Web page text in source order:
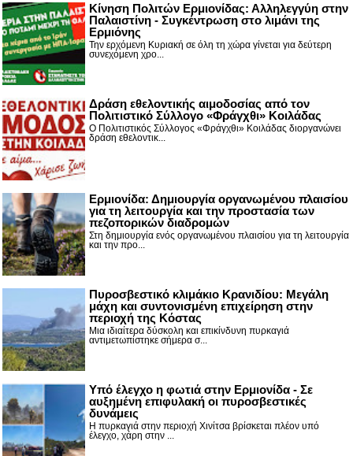
Κίνηση Πολιτών Ερμιονίδας: Αλληλεγγύη στην
Παλαιστίνη - Συγκέντρωση στο λιμάνι της
Ερμιόνης
Την ερχόμενη Κυριακή σε όλη τη χώρα γίνεται για δεύτερη
συνεχόμενη χρο...
Δράση εθελοντικής αιμοδοσίας από τον
Πολιτιστικό Σύλλογο «Φράγχθι» Κοιλάδας
Ο Πολιτιστικός Σύλλογος «Φράγχθι» Κοιλάδας διοργανώνει
δράση εθελοντικ...
Ερμιονίδα: Δημιουργία οργανωμένου πλαισίου
για τη λειτουργία και την προστασία των
πεζοπορικών διαδρομών
Στη δημιουργία ενός οργανωμένου πλαισίου για τη λειτουργία
και την προ...
Πυροσβεστικό κλιμάκιο Κρανιδίου: Μεγάλη
μάχη και συντονισμένη επιχείρηση στην
περιοχή της Κόστας
Μια ιδιαίτερα δύσκολη και επικίνδυνη πυρκαγιά
αντιμετωπίστηκε σήμερα σ...
Υπό έλεγχο η φωτιά στην Ερμιονίδα - Σε
αυξημένη επιφυλακή οι πυροσβεστικές
δυνάμεις
Η πυρκαγιά στην περιοχή Χινίτσα βρίσκεται πλέον υπό
έλεγχο, χάρη στην ...